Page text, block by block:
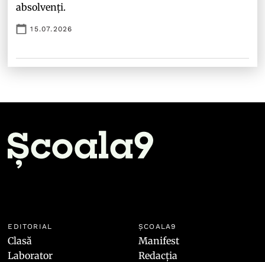
absolvenți.
15.07.2026
EDITORIAL
Clasă
Laborator
ȘCOALA9
Manifest
Redacția